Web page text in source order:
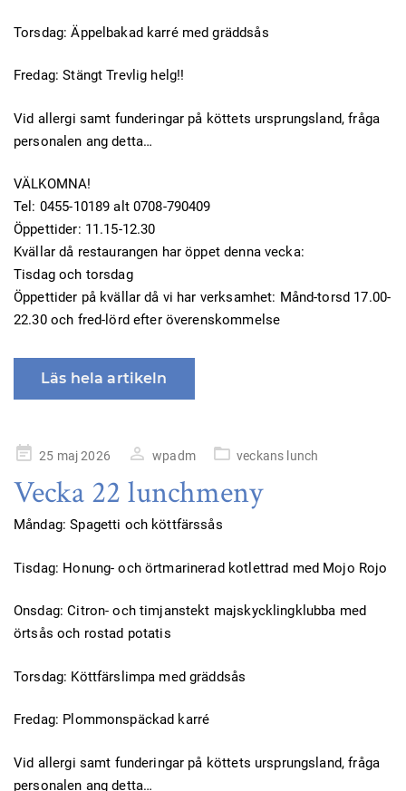
Torsdag: Äppelbakad karré med gräddsås
Fredag: Stängt Trevlig helg!!
Vid allergi samt funderingar på köttets ursprungsland, fråga
personalen ang detta…
VÄLKOMNA!
Tel: 0455-10189 alt 0708-790409
Öppettider: 11.15-12.30
Kvällar då restaurangen har öppet denna vecka:
Tisdag och torsdag
Öppettider på kvällar då vi har verksamhet: Månd-torsd 17.00-
22.30 och fred-lörd efter överenskommelse
Läs hela artikeln
Publicerad
25 maj 2026 wpadm veckans lunch
Vecka 22 lunchmeny
Måndag: Spagetti och köttfärssås
Tisdag: Honung- och örtmarinerad kotlettrad med Mojo Rojo
Onsdag: Citron- och timjanstekt majskycklingklubba med
örtsås och rostad potatis
Torsdag: Köttfärslimpa med gräddsås
Fredag: Plommonspäckad karré
Vid allergi samt funderingar på köttets ursprungsland, fråga
personalen ang detta…